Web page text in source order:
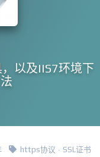
以及IIS7环境下
https协议 · SSL证书